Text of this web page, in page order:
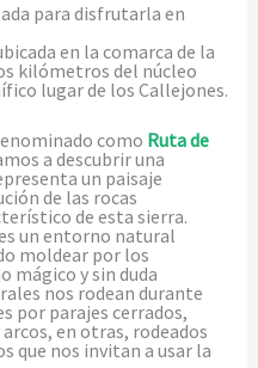
para disfrutarla en
en la comarca de la
kilómetros del núcleo
lugar de los Callejones.
como Ruta de
a descubrir una
un paisaje
de las rocas
de esta sierra.
un entorno natural
moldear por los
mágico y sin duda
nos rodean durante
por parajes cerrados,
en otras, rodeados
que nos invitan a usar la